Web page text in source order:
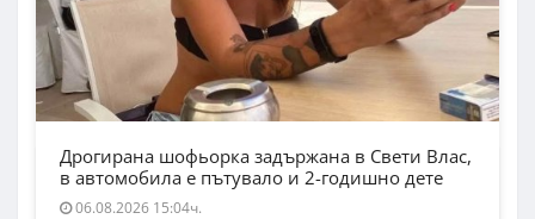
Дрогирана шофьорка задържана в Свети Влас,
в автомобила е пътувало и 2-годишно дете
06.08.2026 15:04ч.